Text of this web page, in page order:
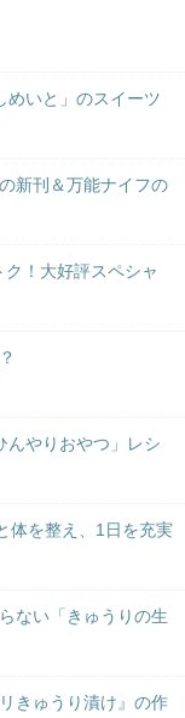
めいと」のスイーツ
新刊＆万能ナイフの
ク！大好評スペシャ
んやりおやつ」レシ
体を整え、1日を充実
ない「きゅうりの生
きゅうり漬け』の作